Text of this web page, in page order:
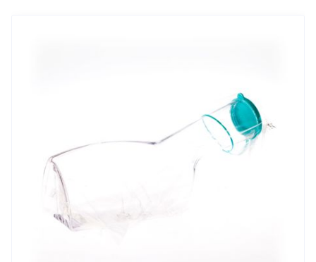
Kamertemperatuur (15°C - 25°C)